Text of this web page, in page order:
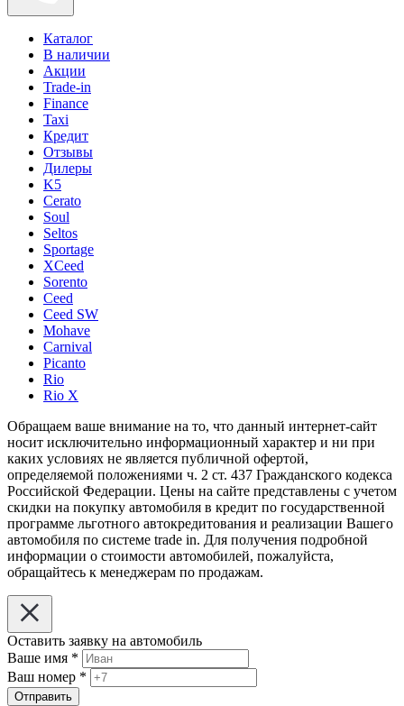
Каталог
В наличии
Акции
Trade-in
Finance
Taxi
Кредит
Отзывы
Дилеры
K5
Cerato
Soul
Seltos
Sportage
XCeed
Sorento
Ceed
Ceed SW
Mohave
Carnival
Picanto
Rio
Rio X
Обращаем ваше внимание на то, что данный интернет-сайт
носит исключительно информационный характер и ни при
каких условиях не является публичной офертой,
определяемой положениями ч. 2 ст. 437 Гражданского кодекса
Российской Федерации. Цены на сайте представлены с учетом
скидки на покупку автомобиля в кредит по государственной
программе льготного автокредитования и реализации Вашего
автомобиля по системе trade in. Для получения подробной
информации о стоимости автомобилей, пожалуйста,
обращайтесь к менеджерам по продажам.
Оставить заявку на автомобиль
Ваше имя *
Ваш номер *
Отправить